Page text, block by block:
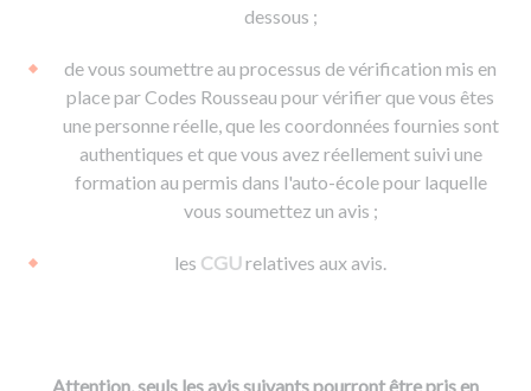
dessous ;
de vous soumettre au processus de vérification mis en
place par Codes Rousseau pour vérifier que vous êtes
une personne réelle, que les coordonnées fournies sont
authentiques et que vous avez réellement suivi une
formation au permis dans l'auto-école pour laquelle
vous soumettez un avis ;
les CGUrelatives aux avis.
Attention, seuls les avis suivants pourront être pris en